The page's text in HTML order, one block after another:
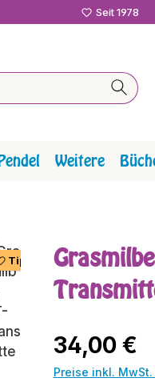
Seit 1978
Weitere
Tipp
Regulärer Preis:
34,00 €
Preise inkl.